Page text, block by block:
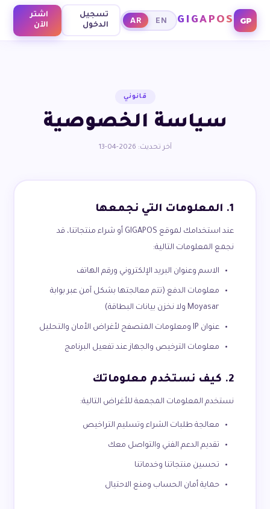
GP
GIGAPOS
EN
AR
تسجيل
الدخول
اشتر
الآن
قانوني
سياسة الخصوصية
آخر تحديث: 2026-04-13
1. المعلومات التي نجمعها
عند استخدامك لموقع GIGAPOS أو شراء منتجاتنا، قد
نجمع المعلومات التالية:
الاسم وعنوان البريد الإلكتروني ورقم الهاتف
معلومات الدفع (تتم معالجتها بشكل آمن عبر بوابة
Moyasar ولا نخزن بيانات البطاقة)
عنوان IP ومعلومات المتصفح لأغراض الأمان والتحليل
معلومات الترخيص والجهاز عند تفعيل البرنامج
2. كيف نستخدم معلوماتك
نستخدم المعلومات المجمعة للأغراض التالية:
معالجة طلبات الشراء وتسليم التراخيص
تقديم الدعم الفني والتواصل معك
تحسين منتجاتنا وخدماتنا
حماية أمان الحساب ومنع الاحتيال